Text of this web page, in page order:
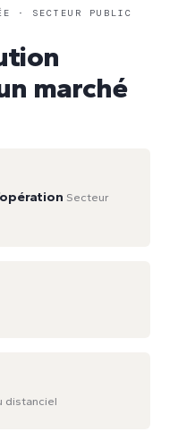
· SECTEUR PUBLIC
marché
Secteur
distanciel